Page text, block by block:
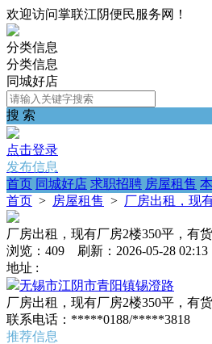
欢迎访问掌联江阴便民服务网！
分类信息
分类信息
同城好店
搜 索
点击登录
发布信息
首页 同城好店 求职招聘 房屋租售
首页 > 房屋租售 > 厂房出租，现
厂房出租，现有厂房2楼350平，有
浏览：409 刷新：2026-05-28 02:13
地址 :
无锡市江阴市青阳镇锡澄路
厂房出租，现有厂房2楼350平，有
联系电话：*****0188/*****3818
推荐信息